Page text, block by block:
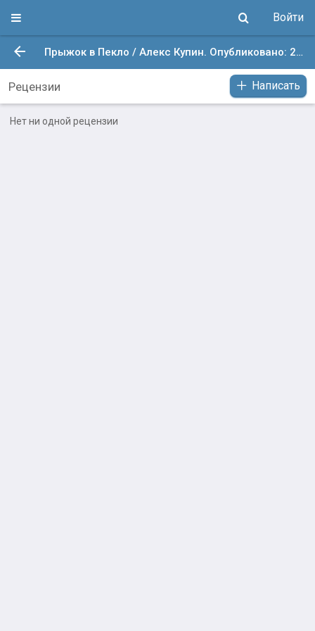
Войти
Прыжок в Пекло / Алекс Купин. Опубликовано: 2 июн. 2025 в 3:41
Рецензии Написать
Нет ни одной рецензии